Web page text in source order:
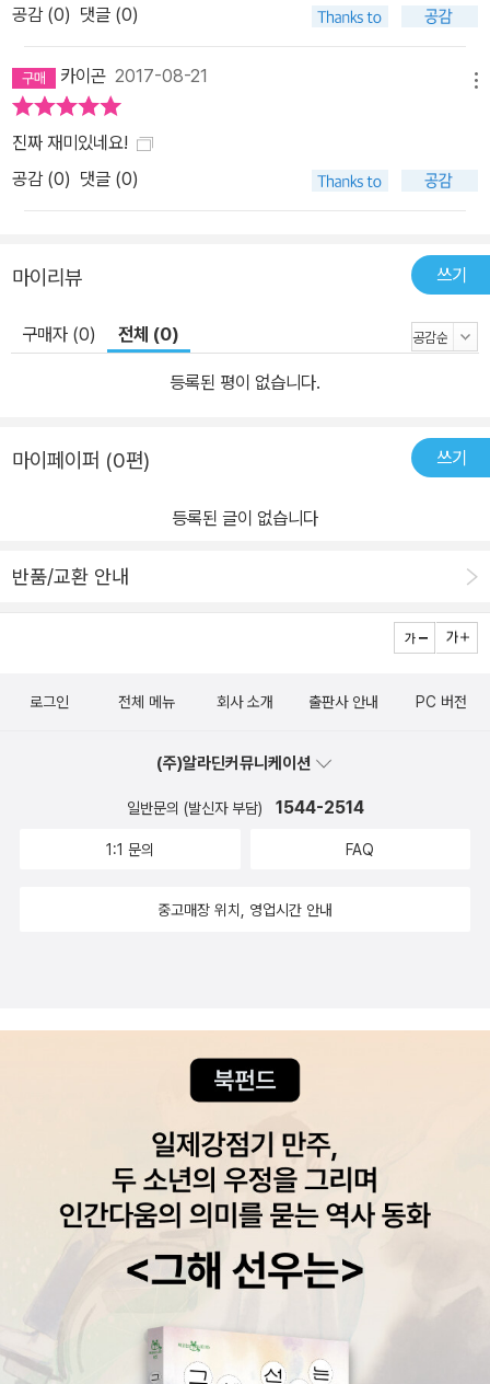
공감 (0) 댓글 (0)
카이곤 2017-08-21
진짜 재미있네요!
공감 (0) 댓글 (0)
마이리뷰 쓰기
구매자 (0) 전체 (0)
등록된 평이 없습니다.
마이페이퍼 (0편) 쓰기
등록된 글이 없습니다
반품/교환 안내
로그인 전체 메뉴 회사 소개 출판사 안내 PC 버전
(주)알라딘커뮤니케이션
일반문의 (발신자 부담) 1544-2514
1:1 문의 FAQ
중고매장 위치, 영업시간 안내